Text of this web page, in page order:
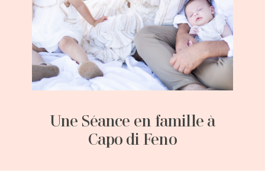
Une Séance en famille à
Capo di Feno